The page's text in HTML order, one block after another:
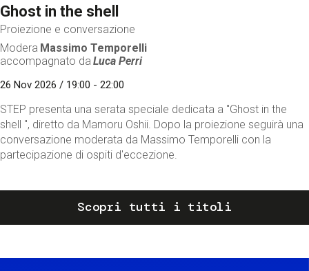
Ghost in the shell
Proiezione e conversazione
Modera Massimo Temporelli
accompagnato da Luca Perri
26 Nov 2026 / 19:00 - 22:00
STEP presenta una serata speciale dedicata a "Ghost in the
shell ", diretto da Mamoru Oshii. Dopo la proiezione seguirà una
conversazione moderata da Massimo Temporelli con la
partecipazione di ospiti d'eccezione.
Scopri tutti i titoli